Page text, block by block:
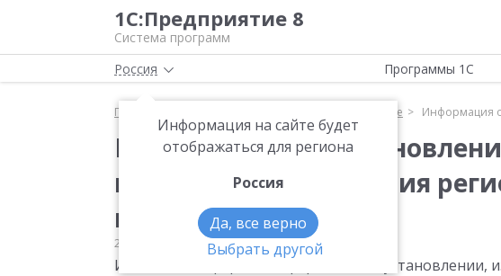
1С:Предприятие 8
Система программ
Россия
Информация на сайте будет
отображаться для региона
Россия
Да, все верно
Выбрать другой
Программы 1С
Главная Прочее Информация
Информация об
прекращении действия
налогов
23.07.2021 Прочее
Изменения в форме "Информация об установлении,